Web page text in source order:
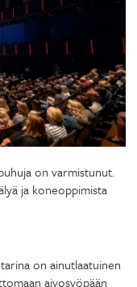
on varmistunut.
ja koneoppimista
on ainutlaatuinen
aivosyöpään